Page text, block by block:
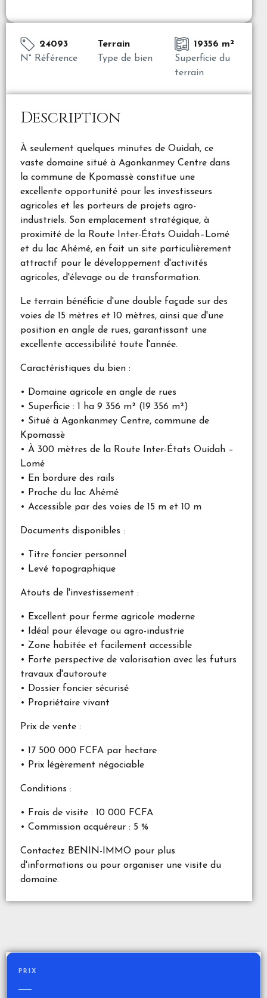
24093
N° Référence
Terrain
Type de bien
19356 m²
Superficie du
terrain
Description
À seulement quelques minutes de Ouidah, ce
vaste domaine situé à Agonkanmey Centre dans
la commune de Kpomassè constitue une
excellente opportunité pour les investisseurs
agricoles et les porteurs de projets agro-
industriels. Son emplacement stratégique, à
proximité de la Route Inter-États Ouidah–Lomé
et du lac Ahémé, en fait un site particulièrement
attractif pour le développement d'activités
agricoles, d'élevage ou de transformation.
Le terrain bénéficie d'une double façade sur des
voies de 15 mètres et 10 mètres, ainsi que d'une
position en angle de rues, garantissant une
excellente accessibilité toute l'année.
Caractéristiques du bien :
• Domaine agricole en angle de rues
• Superficie : 1 ha 9 356 m² (19 356 m²)
• Situé à Agonkanmey Centre, commune de
Kpomassè
• À 300 mètres de la Route Inter-États Ouidah –
Lomé
• En bordure des rails
• Proche du lac Ahémé
• Accessible par des voies de 15 m et 10 m
Documents disponibles :
• Titre foncier personnel
• Levé topographique
Atouts de l'investissement :
• Excellent pour ferme agricole moderne
• Idéal pour élevage ou agro-industrie
• Zone habitée et facilement accessible
• Forte perspective de valorisation avec les futurs
travaux d'autoroute
• Dossier foncier sécurisé
• Propriétaire vivant
Prix de vente :
• 17 500 000 FCFA par hectare
• Prix légèrement négociable
Conditions :
• Frais de visite : 10 000 FCFA
• Commission acquéreur : 5 %
Contactez BENIN-IMMO pour plus
d'informations ou pour organiser une visite du
domaine.
PRIX
—